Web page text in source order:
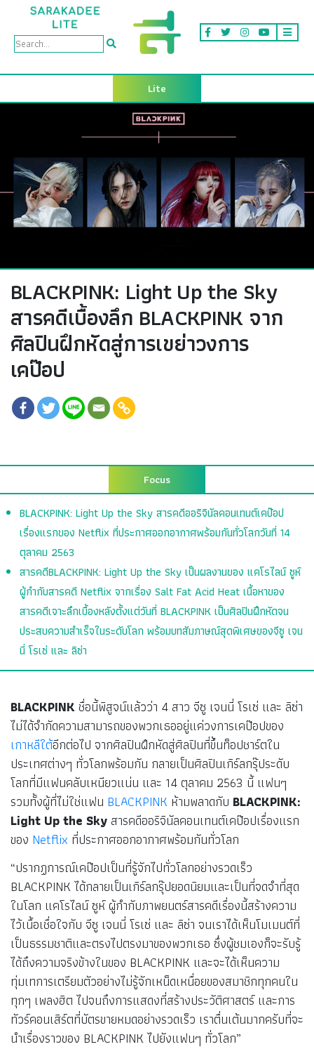
Lite
BLACKPINK: Light Up the Sky
สารคดีเบื้องลึก BLACKPINK จาก
ศิลปินฝึกหัดสู่การเขย่าวงการ
เคป๊อป
Focus
BLACKPINK: Light Up the Sky สารคดีออริจินัลคอนเทนต์เคป๊อป
เรื่องแรกของ Netflix ที่ประกาศออกอากาศพร้อมกันทั่วโลกวันที่ 14
ตุลาคม 2563
สารคดีBLACKPINK: Light Up the Sky เป็นผลงานของ แคโรไลน์ ซูห์
ผู้กำกับสารคดี Netflix จากเรื่อง Salt Fat Acid Heat เนื้อหาของ
สารคดีเจาะลึกเบื้องหลังตั้งแต่วันที่ BLACKPINK เป็นศิลปินฝึกหัดจน
ประสบความสำเร็จในระดับโลก พร้อมบทสัมภาษณ์สุดพิเศษของจีซู เจน
นี่ โรเซ่ และ ลิซ่า
BLACKPINK ชื่อนี้พิสูจน์แล้วว่า 4 สาว จีซู เจนนี่ โรเซ่ และ ลิซ่า
ไม่ได้จำกัดความสามารถของพวกเธออยู่แค่วงการเคป๊อปของ
เกาหลีใต้อีกต่อไป จากศิลปินฝึกหัดสู่ศิลปินที่ขึ้นท็อปชาร์ตใน
ประเทศต่างๆ ทั่วโลกพร้อมกัน กลายเป็นศิลปินเกิร์ลกรุ๊ประดับ
โลกที่มีแฟนคลับเหนียวแน่น และ 14 ตุลาคม 2563 นี้ แฟนๆ
รวมทั้งผู้ที่ไม่ใช่แฟน BLACKPINK ห้ามพลาดกับ BLACKPINK:
Light Up the Sky สารคดีออริจินัลคอนเทนต์เคป๊อปเรื่องแรก
ของ Netflix ที่ประกาศออกอากาศพร้อมกันทั่วโลก
“ปรากฏการณ์เคป๊อปเป็นที่รู้จักไปทั่วโลกอย่างรวดเร็ว
BLACKPINK ได้กลายเป็นเกิร์ลกรุ๊ปยอดนิยมและเป็นที่จดจำที่สุด
ในโลก แคโรไลน์ ซูห์ ผู้กำกับภาพยนตร์สารคดีเรื่องนี้สร้างความ
ไว้เนื้อเชื่อใจกับ จีซู เจนนี่ โรเซ่ และ ลิซ่า จนเราได้เห็นโมเมนต์ที่
เป็นธรรมชาติและตรงไปตรงมาของพวกเธอ ซึ่งผู้ชมเองก็จะรับรู้
ได้ถึงความจริงข้างในของ BLACKPINK และจะได้เห็นความ
ทุ่มเทการเตรียมตัวอย่างไม่รู้จักเหน็ดเหนื่อยของสมาชิกทุกคนใน
ทุกๆ เพลงฮิต ไปจนถึงการแสดงที่สร้างประวัติศาสตร์ และการ
ทัวร์คอนเสิร์ตที่บัตรขายหมดอย่างรวดเร็ว เราตื่นเต้นมากครับที่จะ
นำเรื่องราวของ BLACKPINK ไปยังแฟนๆ ทั่วโลก”